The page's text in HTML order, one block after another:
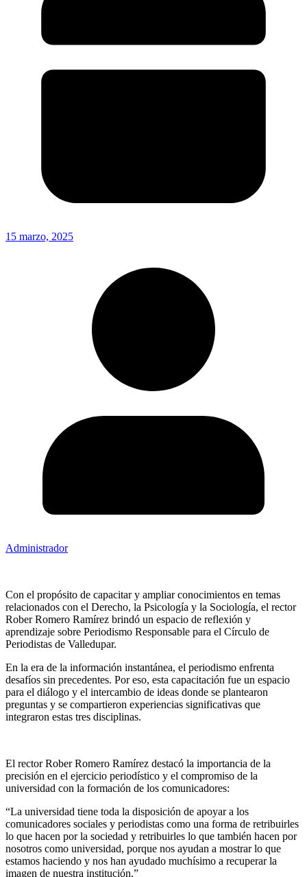
15 marzo, 2025
Administrador
Con el propósito de capacitar y ampliar conocimientos en temas
relacionados con el Derecho, la Psicología y la Sociología, el rector
Rober Romero Ramírez brindó un espacio de reflexión y
aprendizaje sobre Periodismo Responsable para el Círculo de
Periodistas de Valledupar.
En la era de la información instantánea, el periodismo enfrenta
desafíos sin precedentes. Por eso, esta capacitación fue un espacio
para el diálogo y el intercambio de ideas donde se plantearon
preguntas y se compartieron experiencias significativas que
integraron estas tres disciplinas.
El rector Rober Romero Ramírez destacó la importancia de la
precisión en el ejercicio periodístico y el compromiso de la
universidad con la formación de los comunicadores:
“La universidad tiene toda la disposición de apoyar a los
comunicadores sociales y periodistas como una forma de retribuirles
lo que hacen por la sociedad y retribuirles lo que también hacen por
nosotros como universidad, porque nos ayudan a mostrar lo que
estamos haciendo y nos han ayudado muchísimo a recuperar la
imagen de nuestra institución.”